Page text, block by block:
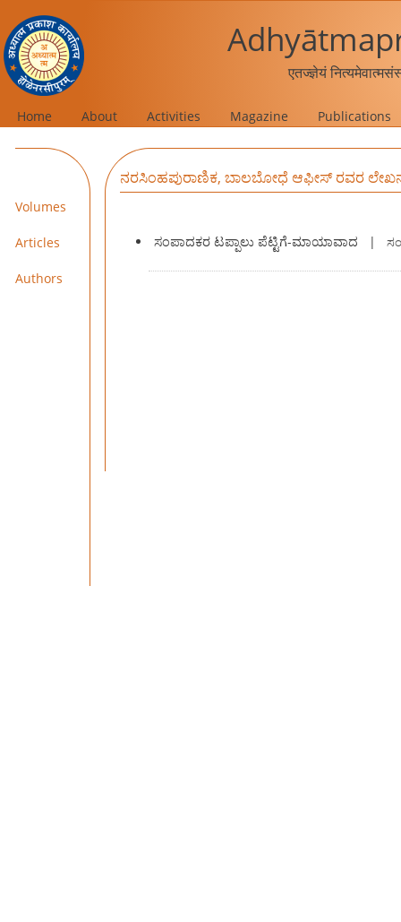
एतज्ज्ञेयं
Home About Activities Magazine Publications
Volumes
Articles
Authors
ನರಸಿಂಹಪುರಾಣಿಕ, ಬಾಲಬೋಧೆ ಆಫೀಸ್ ರವರ
ಸಂಪಾದಕರ ಟಪ್ಪಾಲು ಪೆಟ್ಟಿಗೆ-ಮಾಯಾವಾದ |